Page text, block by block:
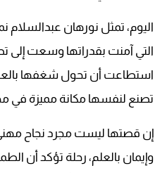
اليوم، تمثل نورهان عبدالسلام
التي آمنت بقدراتها وسعت إلى
استطاعت أن تحول شغفها
تصنع لنفسها مكانة مميزة في
إن قصتها ليست مجرد نجاح
وإيمان بالعلم، رحلة تؤكد أن